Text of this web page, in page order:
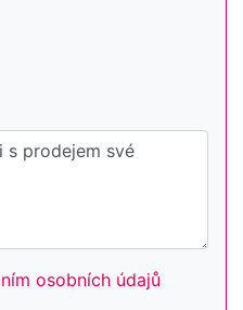
osobních údajů